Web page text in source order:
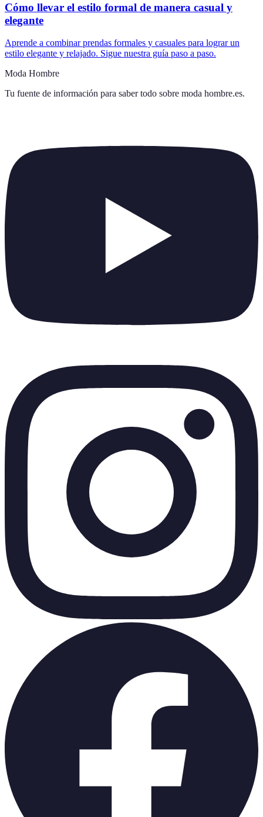
Cómo llevar el estilo formal de manera casual y
elegante
Aprende a combinar prendas formales y casuales para lograr un
estilo elegante y relajado. Sigue nuestra guía paso a paso.
Moda Hombre
Tu fuente de información para saber todo sobre moda hombre.es.